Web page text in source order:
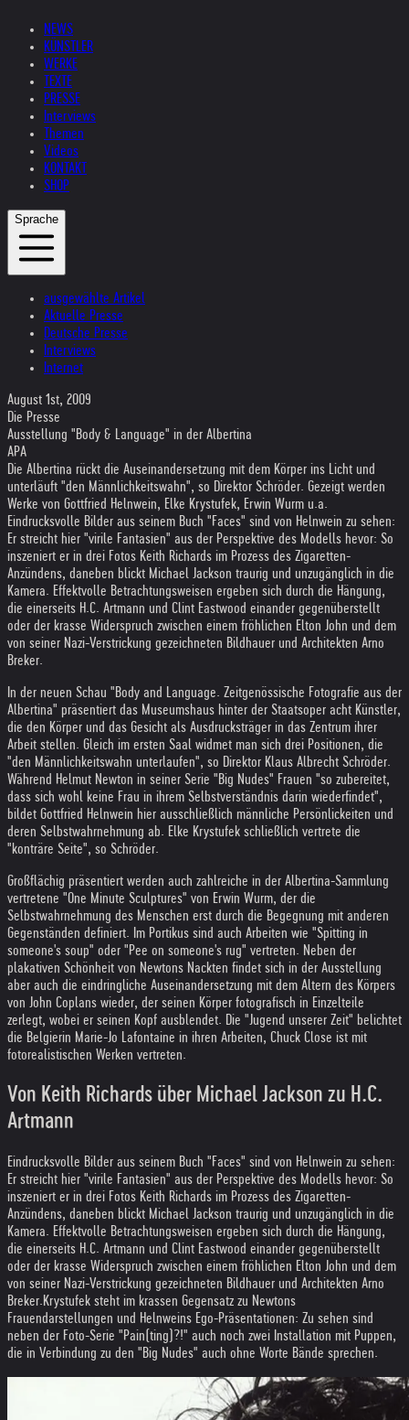
NEWS
KÜNSTLER
WERKE
TEXTE
PRESSE
Interviews
Themen
Videos
KONTAKT
SHOP
Sprache
ausgewählte Artikel
Aktuelle Presse
Deutsche Presse
Interviews
Internet
August 1st, 2009
Die Presse
Ausstellung "Body & Language" in der Albertina
APA
Die Albertina rückt die Auseinandersetzung mit dem Körper ins Licht und
unterläuft "den Männlichkeitswahn", so Direktor Schröder. Gezeigt werden
Werke von Gottfried Helnwein, Elke Krystufek, Erwin Wurm u.a.
Eindrucksvolle Bilder aus seinem Buch "Faces" sind von Helnwein zu sehen:
Er streicht hier "virile Fantasien" aus der Perspektive des Modells hevor: So
inszeniert er in drei Fotos Keith Richards im Prozess des Zigaretten-
Anzündens, daneben blickt Michael Jackson traurig und unzugänglich in die
Kamera. Effektvolle Betrachtungsweisen ergeben sich durch die Hängung,
die einerseits H.C. Artmann und Clint Eastwood einander gegenüberstellt
oder der krasse Widerspruch zwischen einem fröhlichen Elton John und dem
von seiner Nazi-Verstrickung gezeichneten Bildhauer und Architekten Arno
Breker.
In der neuen Schau "Body and Language. Zeitgenössische Fotografie aus der
Albertina" präsentiert das Museumshaus hinter der Staatsoper acht Künstler,
die den Körper und das Gesicht als Ausdrucksträger in das Zentrum ihrer
Arbeit stellen. Gleich im ersten Saal widmet man sich drei Positionen, die
"den Männlichkeitswahn unterlaufen", so Direktor Klaus Albrecht Schröder.
Während Helmut Newton in seiner Serie "Big Nudes" Frauen "so zubereitet,
dass sich wohl keine Frau in ihrem Selbstverständnis darin wiederfindet",
bildet Gottfried Helnwein hier ausschließlich männliche Persönlickeiten und
deren Selbstwahrnehmung ab. Elke Krystufek schließlich vertrete die
"konträre Seite", so Schröder.
Großflächig präsentiert werden auch zahlreiche in der Albertina-Sammlung
vertretene "One Minute Sculptures" von Erwin Wurm, der die
Selbstwahrnehmung des Menschen erst durch die Begegnung mit anderen
Gegenständen definiert. Im Portikus sind auch Arbeiten wie "Spitting in
someone's soup" oder "Pee on someone's rug" vertreten. Neben der
plakativen Schönheit von Newtons Nackten findet sich in der Ausstellung
aber auch die eindringliche Auseinandersetzung mit dem Altern des Körpers
von John Coplans wieder, der seinen Körper fotografisch in Einzelteile
zerlegt, wobei er seinen Kopf ausblendet. Die "Jugend unserer Zeit" belichtet
die Belgierin Marie-Jo Lafontaine in ihren Arbeiten, Chuck Close ist mit
fotorealistischen Werken vertreten.
Von Keith Richards über Michael Jackson zu H.C.
Artmann
Eindrucksvolle Bilder aus seinem Buch "Faces" sind von Helnwein zu sehen:
Er streicht hier "virile Fantasien" aus der Perspektive des Modells hevor: So
inszeniert er in drei Fotos Keith Richards im Prozess des Zigaretten-
Anzündens, daneben blickt Michael Jackson traurig und unzugänglich in die
Kamera. Effektvolle Betrachtungsweisen ergeben sich durch die Hängung,
die einerseits H.C. Artmann und Clint Eastwood einander gegenüberstellt
oder der krasse Widerspruch zwischen einem fröhlichen Elton John und dem
von seiner Nazi-Verstrickung gezeichneten Bildhauer und Architekten Arno
Breker.Krystufek steht im krassen Gegensatz zu Newtons
Frauendarstellungen und Helnweins Ego-Präsentationen: Zu sehen sind
neben der Foto-Serie "Pain(ting)?!" auch noch zwei Installation mit Puppen,
die in Verbindung zu den "Big Nudes" auch ohne Worte Bände sprechen.